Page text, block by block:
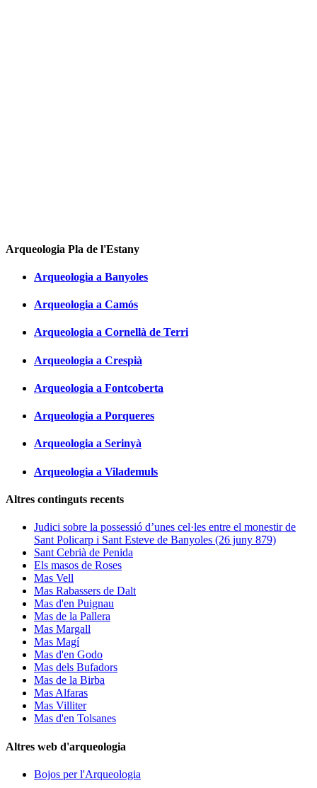
Arqueologia Pla de l'Estany
Arqueologia a Banyoles
Arqueologia a Camós
Arqueologia a Cornellà de Terri
Arqueologia a Crespià
Arqueologia a Fontcoberta
Arqueologia a Porqueres
Arqueologia a Serinyà
Arqueologia a Vilademuls
Altres continguts recents
Judici sobre la possessió d’unes cel·les entre el monestir de
Sant Policarp i Sant Esteve de Banyoles (26 juny 879)
Sant Cebrià de Penida
Els masos de Roses
Mas Vell
Mas Rabassers de Dalt
Mas d'en Puignau
Mas de la Pallera
Mas Margall
Mas Magí
Mas d'en Godo
Mas dels Bufadors
Mas de la Birba
Mas Alfaras
Mas Villiter
Mas d'en Tolsanes
Altres web d'arqueologia
Bojos per l'Arqueologia